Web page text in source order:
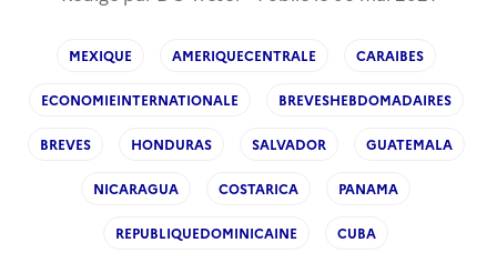
MEXIQUE AMERIQUECENTRALE CARAIBES
ECONOMIEINTERNATIONALE BREVESHEBDOMADAIRES
BREVES HONDURAS SALVADOR GUATEMALA
NICARAGUA COSTARICA PANAMA
REPUBLIQUEDOMINICAINE CUBA